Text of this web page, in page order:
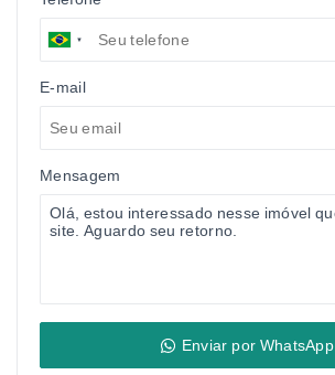
E-mail
Mensagem
Enviar por WhatsApp